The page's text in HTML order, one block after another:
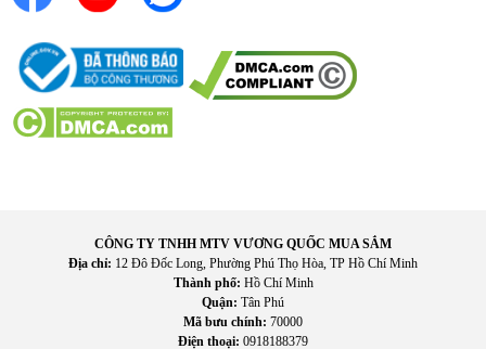
CÔNG TY TNHH MTV VƯƠNG QUỐC MUA SẮM
Địa chỉ: 12 Đô Đốc Long, Phường Phú Thọ Hòa, TP Hồ Chí Minh
Thành phố: Hồ Chí Minh
Quận: Tân Phú
Mã bưu chính: 70000
Điện thoại: 0918188379